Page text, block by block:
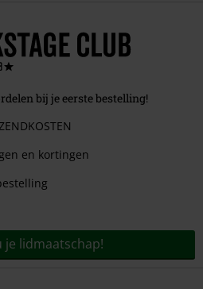
bij je eerste bestelling!
en kortingen
je lidmaatschap!